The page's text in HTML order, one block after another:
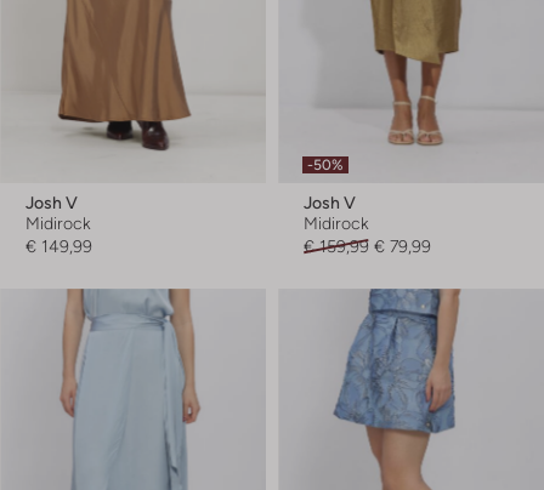
Josh V
Midirock
€ 149,99
-50%
Josh V
Midirock
€ 159,99 € 79,99